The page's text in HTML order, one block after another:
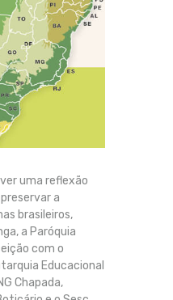
uma reflexão
a
brasileiros,
a Paróquia
com o
Educacional
Chapada,